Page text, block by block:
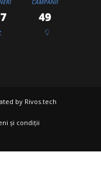
by Rivos.tech
și condiții